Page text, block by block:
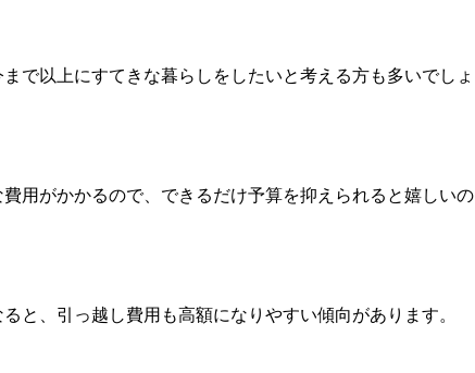
で以上にすてきな暮らしをしたいと考える方も多いでしょ
用がかかるので、できるだけ予算を抑えられると嬉しいの
と、引っ越し費用も高額になりやすい傾向があります。